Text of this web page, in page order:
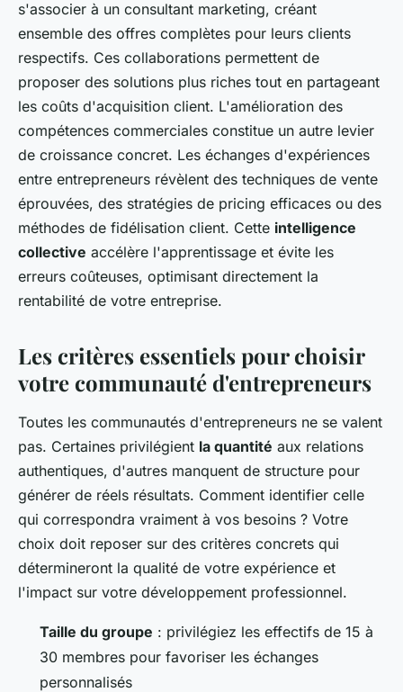
s'associer à un consultant marketing, créant
ensemble des offres complètes pour leurs clients
respectifs. Ces collaborations permettent de
proposer des solutions plus riches tout en partageant
les coûts d'acquisition client. L'amélioration des
compétences commerciales constitue un autre levier
de croissance concret. Les échanges d'expériences
entre entrepreneurs révèlent des techniques de vente
éprouvées, des stratégies de pricing efficaces ou des
méthodes de fidélisation client. Cette intelligence
collective accélère l'apprentissage et évite les
erreurs coûteuses, optimisant directement la
rentabilité de votre entreprise.
Les critères essentiels pour choisir
votre communauté d'entrepreneurs
Toutes les communautés d'entrepreneurs ne se valent
pas. Certaines privilégient la quantité aux relations
authentiques, d'autres manquent de structure pour
générer de réels résultats. Comment identifier celle
qui correspondra vraiment à vos besoins ? Votre
choix doit reposer sur des critères concrets qui
détermineront la qualité de votre expérience et
l'impact sur votre développement professionnel.
Taille du groupe : privilégiez les effectifs de 15 à
30 membres pour favoriser les échanges
personnalisés